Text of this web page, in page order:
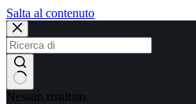
Salta al contenuto
Nessun risultato